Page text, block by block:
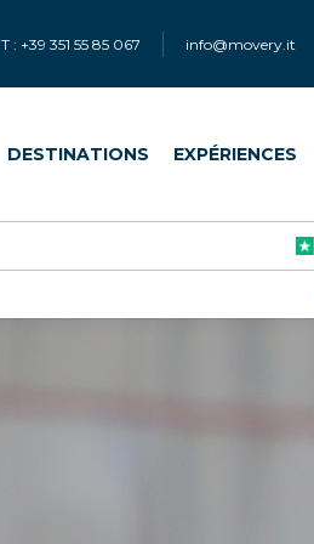
T : +39 351 55 85 067 info@movery.it
DESTINATIONS EXPÉRIENCES